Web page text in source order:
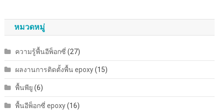
หมวดหมู่
ความรู้พื้นอีพ็อกซี่ (27)
ผลงานการติดตั้งพื้น epoxy(15)
พื้นพียู (6)
พื้นอีพ็อกซี่ epoxy(16)